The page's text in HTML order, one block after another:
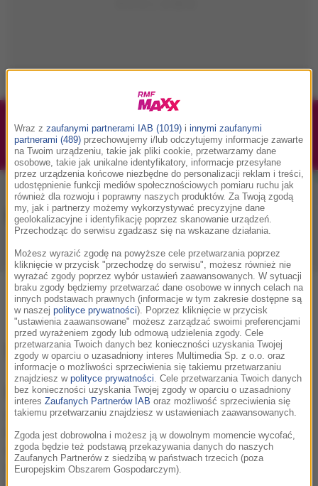
1/1 Podwójne bilety na Silesia Memoriał Kamili
Skolimowskiej 2026 - 23.08.2026
Muzyka w RMF MAXX
Playlista Hity Nowości muzyczne
0 2 3 4 5 7 9 A B C D E F G H I J
Sandro Cavazza
Informacje oSandro Cavazza
Sandro Cavazza jest szwedzkim wokalistą popowym.
Działający na scenie muzycznej zaledwie od 2014 roku
artysta może jż zapisać na swoim koncie m.in.
współpracę z światowej sławy DJ-em, którym bez
Wraz z zaufanymi partnerami IAB (1019) i innymi zaufanymi
partnerami (489) przechowujemy i/lub odczytujemy informacje zawarte
na Twoim urządzeniu, takie jak pliki cookie, przetwarzamy dane
osobowe, takie jak unikalne identyfikatory, informacje przesyłane
przez urządzenia końcowe niezbędne do personalizacji reklam i treści,
udostępnienie funkcji mediów społecznościowych pomiaru ruchu jak
również dla rozwoju i poprawny naszych produktów. Za Twoją zgodą
my, jak i partnerzy możemy wykorzystywać precyzyjne dane
geolokalizacyjne i identyfikację poprzez skanowanie urządzeń.
Przechodząc do serwisu zgadzasz się na wskazane działania.
Możesz wyrazić zgodę na powyższe cele przetwarzania poprzez
kliknięcie w przycisk "przechodzę do serwisu", możesz również nie
wyrażać zgody poprzez wybór ustawień zaawansowanych. W sytuacji
braku zgody będziemy przetwarzać dane osobowe w innych celach na
innych podstawach prawnych (informacje w tym zakresie dostępne są
w naszej polityce prywatności). Poprzez kliknięcie w przycisk
"ustawienia zaawansowane" możesz zarządzać swoimi preferencjami
przed wyrażeniem zgody lub odmową udzielenia zgody. Cele
przetwarzania Twoich danych bez konieczności uzyskania Twojej
zgody w oparciu o uzasadniony interes Multimedia Sp. z o.o. oraz
informacje o możliwości sprzeciwienia się takiemu przetwarzaniu
znajdziesz w polityce prywatności . Cele przetwarzania Twoich danych
bez konieczności uzyskania Twojej zgody w oparciu o uzasadniony
interes Zaufanych Partnerów IAB oraz możliwość sprzeciwienia się
takiemu przetwarzaniu znajdziesz w ustawieniach zaawansowanych.
Zgoda jest dobrowolna i możesz ją w dowolnym momencie wycofać,
zgoda będzie też podstawą przekazywania danych do naszych
Zaufanych Partnerów z siedzibą w państwach trzecich (poza
Europejskim Obszarem Gospodarczym).